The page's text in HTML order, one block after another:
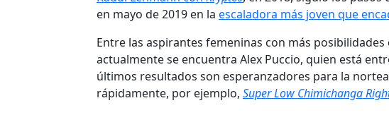
en mayo de 2019 en la escaladora más joven que
Entre las aspirantes femeninas con más
actualmente se encuentra Alex Puccio, quien está
últimos resultados son esperanzadores para la
rápidamente, por ejemplo, Super Low Chimichanga